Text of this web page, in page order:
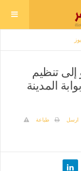
إلى تنظيم
المدينة
ارسل
طباعة